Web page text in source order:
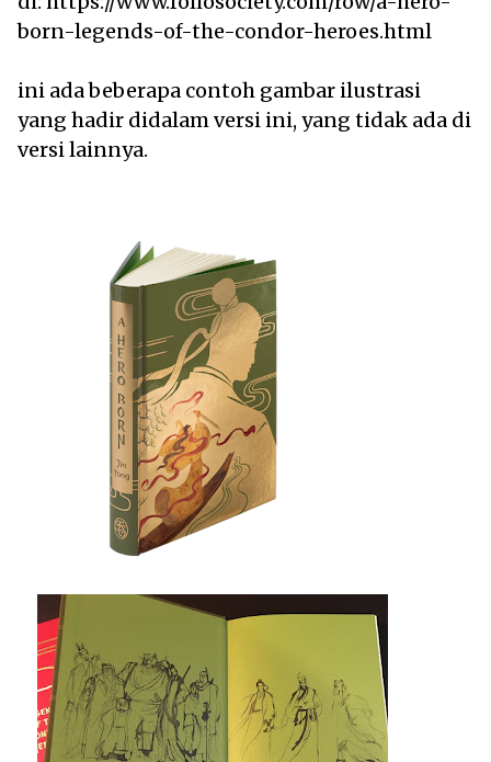
born-legends-of-the-condor-heroes.html
ini ada beberapa contoh gambar ilustrasi
yang hadir didalam versi ini, yang tidak ada di
versi lainnya.